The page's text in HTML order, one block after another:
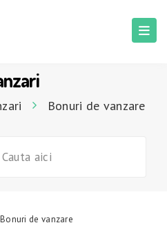
Bonuri de vanzare
Bonuri de vanzare